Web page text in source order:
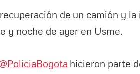
de un camión y la
y noche de ayer en Usme.
hicieron parte